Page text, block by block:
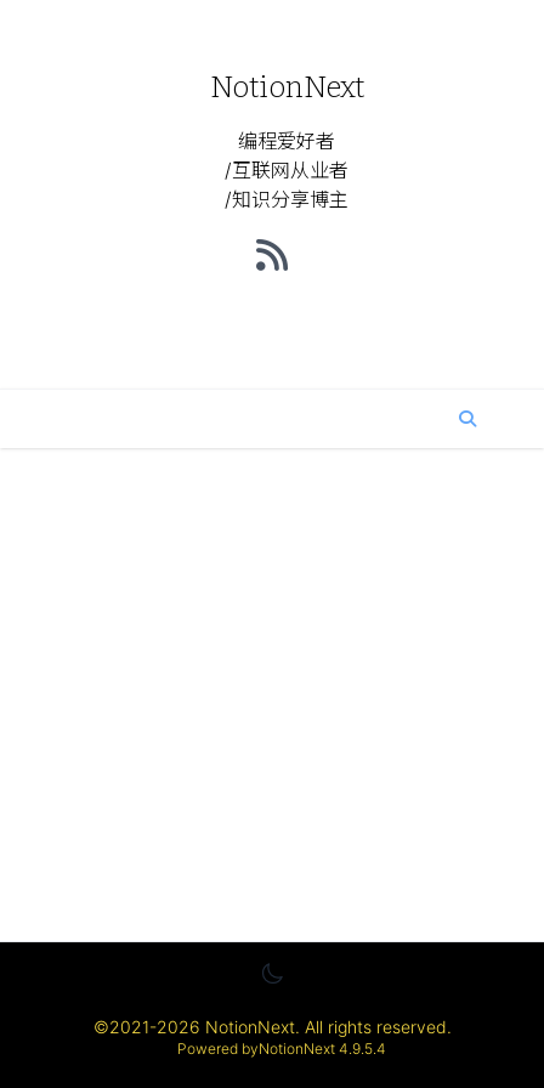
NotionNext
编程爱好者
/互联网从业者
/知识分享博主
©2021-2026 NotionNext. All rights reserved.
Powered byNotionNext 4.9.5.4